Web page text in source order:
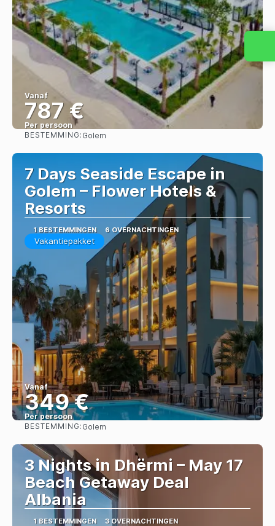
Vanaf
787 €
Per persoon
BESTEMMING: Golem
7 Days Seaside Escape in
Golem – Flower Hotels &
Resorts
1 BESTEMMINGEN 6 OVERNACHTINGEN
Vakantiepakket
Vanaf
349 €
Per persoon
BESTEMMING: Golem
3 Nights in Dhërmi – May 17
Beach Getaway Deal
Albania
1 BESTEMMINGEN 3 OVERNACHTINGEN